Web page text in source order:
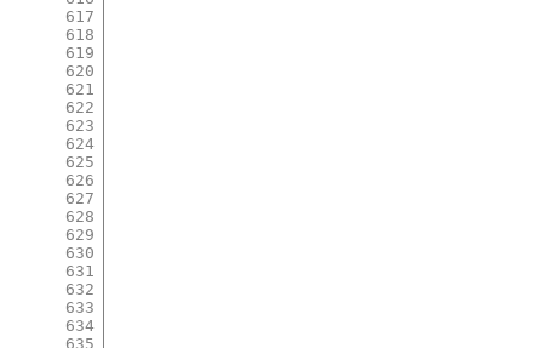
617
618
619
620
621
622
623
624
625
626
627
628
629
630
631
632
633
634
635